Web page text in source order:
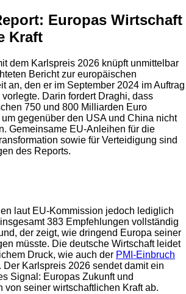
Europas Wirtschaft
Kraft
dem Karlspreis 2026 knüpft unmittelbar
Bericht zur europäischen
an, den er im September 2024 im Auftrag
Darin fordert Draghi, dass
750 und 800 Milliarden Euro
gegenüber den USA und China nicht
Gemeinsame EU-Anleihen für die
sowie für Verteidigung sind
des Reports.
laut EU-Kommission jedoch lediglich
383 Empfehlungen vollständig
der zeigt, wie dringend Europa seiner
müsste. Die deutsche Wirtschaft leidet
Druck, wie auch der PMI-Einbruch
Der Karlspreis 2026 sendet damit ein
Signal: Europas Zukunft und
von seiner wirtschaftlichen Kraft ab.